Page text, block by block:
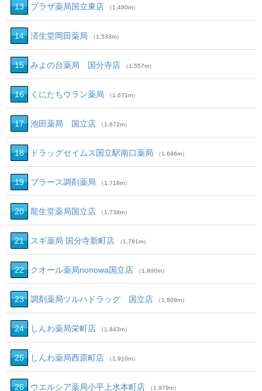
13 プラザ薬局国立東店 （1,490m）
14 済生堂岡田薬局 （1,533m）
15 みよの台薬局 国分寺店 （1,557m）
16 くにたちウラン薬局 （1,671m）
17 池田薬局 国立店 （1,672m）
18 ドラッグセイムス国立駅南口薬局 （1,696m）
19 プラース調剤薬局 （1,718m）
20 龍生堂薬局国立店 （1,738m）
21 スギ薬局 国分寺新町店 （1,781m）
22 クオール薬局nonowa国立店 （1,800m）
23 調剤薬局ツルハドラッグ 国立店 （1,809m）
24 しんわ薬局栄町店 （1,843m）
25 しんわ薬局西原町店 （1,910m）
26 ウエルシア薬局小平上水本町店 （1,979m）